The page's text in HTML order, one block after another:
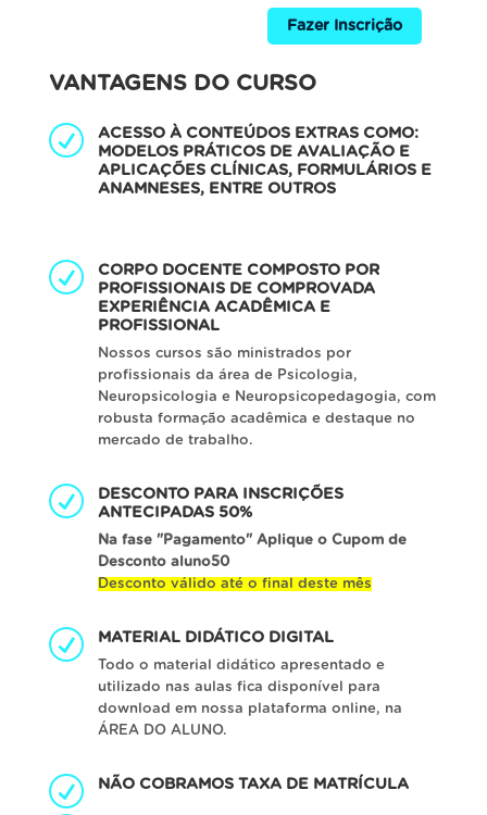
Fazer Inscrição
VANTAGENS DO CURSO
ACESSO À CONTEÚDOS EXTRAS COMO:
MODELOS PRÁTICOS DE AVALIAÇÃO E
APLICAÇÕES CLÍNICAS, FORMULÁRIOS E
ANAMNESES, ENTRE OUTROS
CORPO DOCENTE COMPOSTO POR
PROFISSIONAIS DE COMPROVADA
EXPERIÊNCIA ACADÊMICA E
PROFISSIONAL
Nossos cursos são ministrados por
profissionais da área de Psicologia,
Neuropsicologia e Neuropsicopedagogia, com
robusta formação acadêmica e destaque no
mercado de trabalho.
DESCONTO PARA INSCRIÇÕES
ANTECIPADAS 50%
Na fase "Pagamento" Aplique o Cupom de
Desconto aluno50
Desconto válido até o final deste mês
MATERIAL DIDÁTICO DIGITAL
Todo o material didático apresentado e
utilizado nas aulas fica disponível para
download em nossa plataforma online, na
ÁREA DO ALUNO.
NÃO COBRAMOS TAXA DE MATRÍCULA